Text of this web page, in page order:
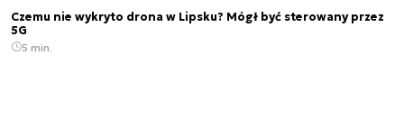
Czemu nie wykryto drona w Lipsku? Mógł być sterowany przez
5G
5 min.